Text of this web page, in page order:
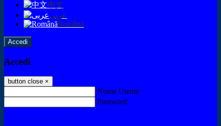
中文
عربى
Română
Accedi
Accedi
button close ×
Nome Utente
Password